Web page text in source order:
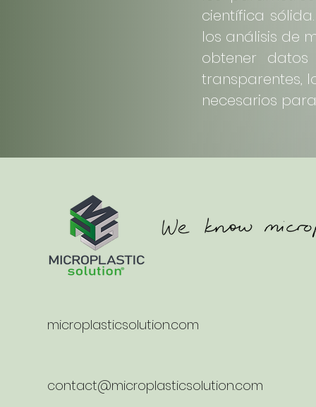
científica
los análisis de
obtener
transparentes,
necesarios
microplasticsolution.com
contact@microplasticsolution.com